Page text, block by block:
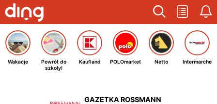
Wakacje
Powrót do
szkoły!
Kaufland POLOmarket Netto Intermarche
GAZETKA ROSSMANN